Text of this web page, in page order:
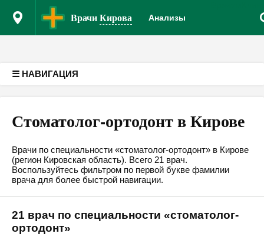
ВрачиКирова Анализы
☰ НАВИГАЦИЯ
Стоматолог-ортодонт в Кирове
Врачи по специальности «стоматолог-ортодонт» в Кирове
(регион Кировская область). Всего 21 врач.
Воспользуйтесь фильтром по первой букве фамилии
врача для более быстрой навигации.
21 врач по специальности «стоматолог-
ортодонт»